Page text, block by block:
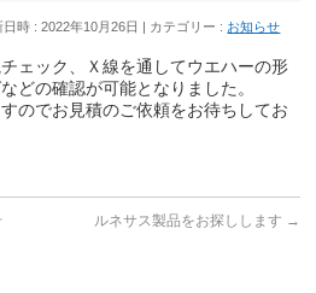
時 : 2022年10月26日 カテゴリー : お知らせ
ェック、Ｘ線を通してウエハーの形
どの確認が可能となりました。
のでお見積のご依頼をお待ちしてお
ルネサス製品をお探しします →